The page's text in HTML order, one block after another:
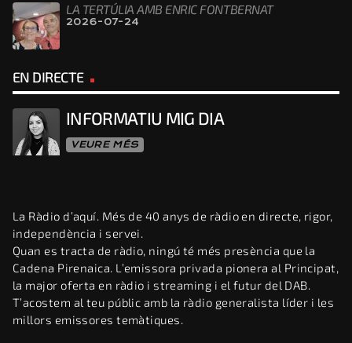
LA TERTÚLIA AMB ENRIC FONTBERNAT
2026-07-24
EN DIRECTE
INFORMATIU MIG DIA
VEURE MÉS
La Ràdio d’aquí. Més de 40 anys de ràdio en directe, rigor,
independència i servei.
Quan es tracta de ràdio, ningú té més presència que la
Cadena Pirenaica. L’emissora privada pionera al Principat,
la major oferta en ràdio i streaming i el futur del DAB.
T’acostem al teu públic amb la ràdio generalista líder i les
millors emissores temàtiques.